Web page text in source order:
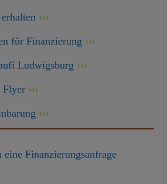
für Finanzierung
Ludwigsburg
Flyer
Finanzierungsanfrage